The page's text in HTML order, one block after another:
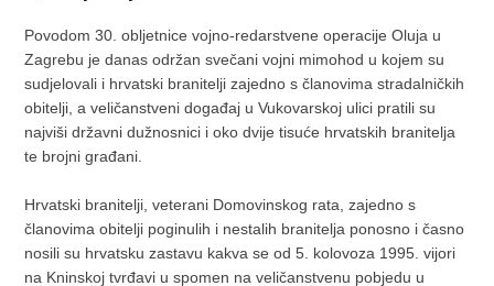
Povodom 30. obljetnice vojno-redarstvene operacije Oluja u
Zagrebu je danas održan svečani vojni mimohod u kojem su
sudjelovali i hrvatski branitelji zajedno s članovima stradalničkih
obitelji, a veličanstveni događaj u Vukovarskoj ulici pratili su
najviši državni dužnosnici i oko dvije tisuće hrvatskih branitelja
te brojni građani.
Hrvatski branitelji, veterani Domovinskog rata, zajedno s
članovima obitelji poginulih i nestalih branitelja ponosno i časno
nosili su hrvatsku zastavu kakva se od 5. kolovoza 1995. vijori
na Kninskoj tvrđavi u spomen na veličanstvenu pobjedu u